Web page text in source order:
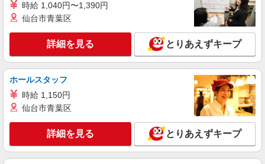
アルバイト
ライフ奥戸街道店（店舗コード877）
NEW
（早朝）荷受け・商品陳列
時給1,290円
ライフ奥戸街道店 東京都葛飾区奥戸2-14-25
キープ 詳細を見る
NEW
衣料品
時給 1,040円〜1,390円
仙台市青葉区
詳細を見る とりあえずキープ
ホールスタッフ
時給 1,150円
仙台市青葉区
詳細を見る とりあえずキープ